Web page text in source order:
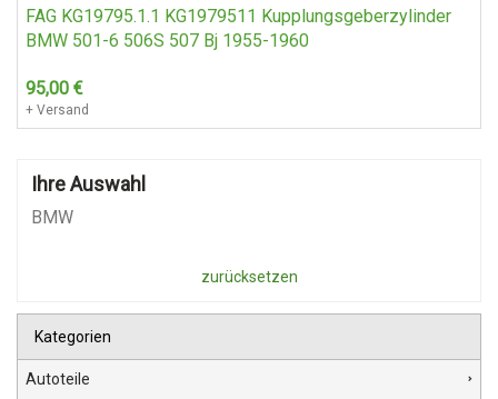
FAG KG19795.1.1 KG1979511 Kupplungsgeberzylinder
BMW 501-6 506S 507 Bj 1955-1960
95,00 €
+ Versand
Ihre Auswahl
BMW
zurücksetzen
Kategorien
Autoteile